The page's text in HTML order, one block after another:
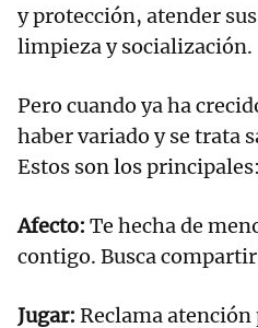
y protección, atender
limpieza y socialización.
Pero cuando ya ha
haber variado y se trata
Estos son los principales:
Afecto: Te hecha de
contigo. Busca
Jugar: Reclama